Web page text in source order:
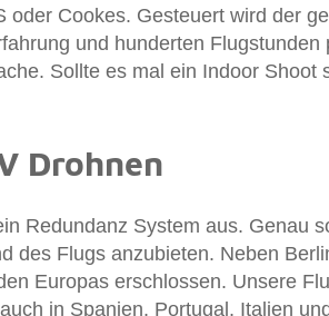
oder Cookes. Gesteuert wird der
und hunderten Flugstunden
Sollte es mal ein Indoor Shoot
Drohnen
Redundanz System aus. Genau
des Flugs anzubieten. Neben
Europas erschlossen. Unsere
in Spanien, Portugal, Italien